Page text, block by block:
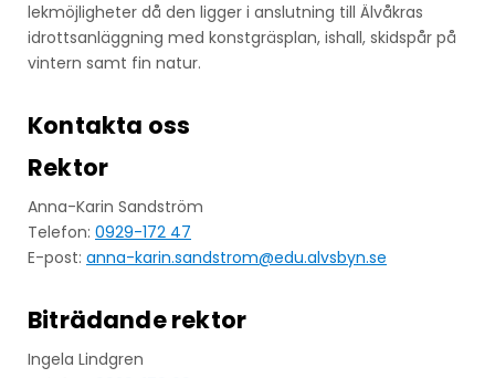
lekmöjligheter då den ligger i anslutning till Älvåkras
idrottsanläggning med konstgräsplan, ishall, skidspår på
vintern samt fin natur.
Kontakta oss
Rektor
Anna-Karin Sandström
Telefon: 0929-172 47
E-post: anna-karin.sandstrom@edu.alvsbyn.se
Biträdande rektor
Ingela Lindgren